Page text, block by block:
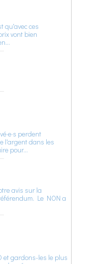
qu'avec ces
vont bien
perdent
l'argent dans les
pour…
avis sur la
Le NON a
et gardons-les le plus